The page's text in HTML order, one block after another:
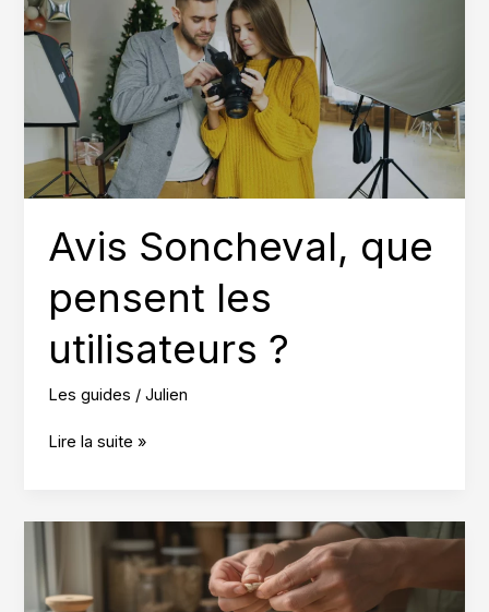
Avis Soncheval, que
pensent les
utilisateurs ?
Les guides /Julien
Avis
utilisateurs
Lire la suite »